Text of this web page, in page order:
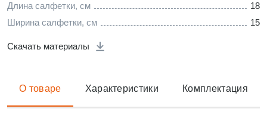
Длина салфетки, см
18
Ширина салфетки, см
15
Скачать материалы
О товаре Характеристики Комплектация